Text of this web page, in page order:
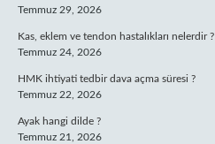
Temmuz 29, 2026
Kas, eklem ve tendon hastalıkları nelerdir ?
Temmuz 24, 2026
HMK ihtiyati tedbir dava açma süresi ?
Temmuz 22, 2026
Ayak hangi dilde ?
Temmuz 21, 2026